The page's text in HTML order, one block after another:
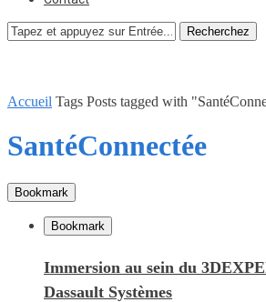
Recherchez
Accueil Tags Posts tagged with
SantéConnectée
Bookmark
Bookmark
Immersion au sein du
Dassault Systèmes